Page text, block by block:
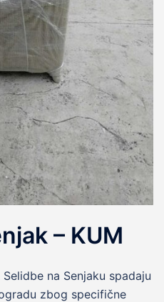
– KUM
na Senjaku spadaju
zbog specifične